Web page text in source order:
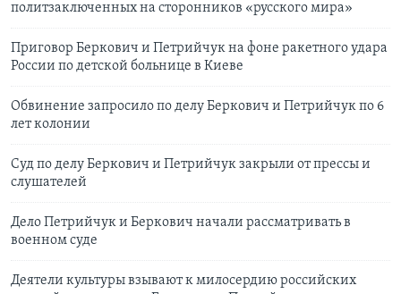
политзаключенных на сторонников «русского мира»
Приговор Беркович и Петрийчук на фоне ракетного удара
России по детской больнице в Киеве
Обвинение запросило по делу Беркович и Петрийчук по 6
лет колонии
Суд по делу Беркович и Петрийчук закрыли от прессы и
слушателей
Дело Петрийчук и Беркович начали рассматривать в
военном суде
Деятели культуры взывают к милосердию российских